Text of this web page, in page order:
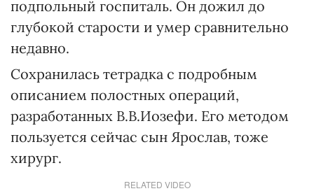
подпольный госпиталь. Он дожил до
глубокой старости и умер сравнительно
недавно.
Сохранилась тетрадка с подробным
описанием полостных операций,
разработанных В.В.Иозефи. Его методом
пользуется сейчас сын Ярослав, тоже
хирург.
RELATED VIDEO